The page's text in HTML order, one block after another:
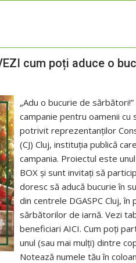
cum poți aduce o
„Adu o bucurie de
campanie pentru oamenii cu
potrivit reprezentanților
(CJ) Cluj, instituția publică
campania. Proiectul este
BOX și sunt invitați să
doresc să aducă bucurie în
din centrele DGASPC Cluj, în
sărbătorilor de iarnă. Vezi
beneficiari AICI. Cum poți
unul (sau mai mulți) dintre
Notează numele tău în